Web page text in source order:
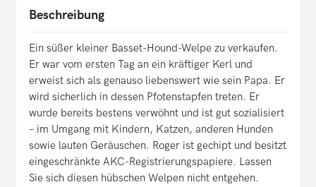
Beschreibung
Ein süßer kleiner Basset-Hound-Welpe zu verkaufen.
Er war vom ersten Tag an ein kräftiger Kerl und
erweist sich als genauso liebenswert wie sein Papa. Er
wird sicherlich in dessen Pfotenstapfen treten. Er
wurde bereits bestens verwöhnt und ist gut sozialisiert
– im Umgang mit Kindern, Katzen, anderen Hunden
sowie lauten Geräuschen. Roger ist gechipt und besitzt
eingeschränkte AKC-Registrierungspapiere. Lassen
Sie sich diesen hübschen Welpen nicht entgehen.